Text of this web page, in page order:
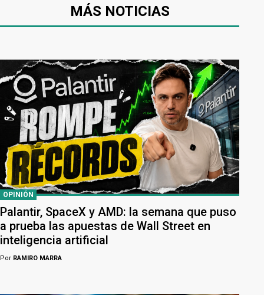
MÁS NOTICIAS
OPINIÓN
Palantir, SpaceX y AMD: la semana que puso
a prueba las apuestas de Wall Street en
inteligencia artificial
Por RAMIRO MARRA